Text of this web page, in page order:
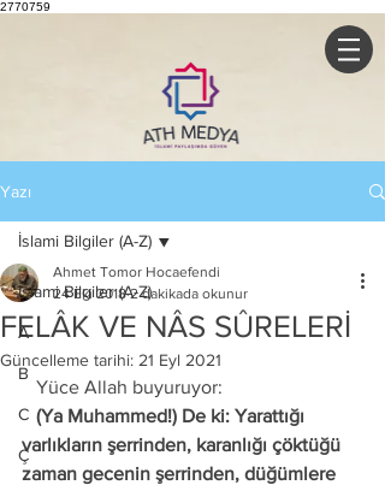
2770759
Yazı
İslami Bilgiler (A-Z)
A
B
C
Ç
İslami Bilgiler (A-Z)
FELÂK VE NÂS SÛRELERİ
Ahmet Tomor Hocaefendi
24 Eki 2018 2 dakikada okunur
Güncelleme tarihi: 21 Eyl 2021
   Yüce Allah buyuruyor:
   (Ya Muhammed!) De ki: Yarattığı
varlıkların şerrinden, karanlığı çöktüğü
zaman gecenin şerrinden, düğümlere